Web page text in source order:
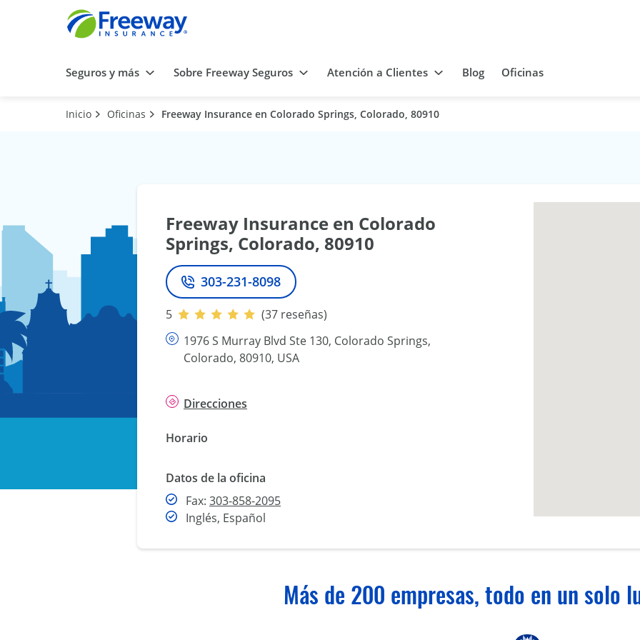
Seguros y más Sobre Freeway Seguros Atención a Clientes Blog Oficinas
Inicio Oficinas Freeway Insurance en Colorado Springs, Colorado, 80910
Freeway Insurance en Colorado
Springs, Colorado, 80910
Teléfono
303-231-8098
5
(37 reseñas)
1976 S Murray Blvd Ste 130, Colorado Springs,
Colorado, 80910, USA
Direcciones
Horario
Datos de la oficina
Fax: 303-858-2095Fax
Inglés, Español
Más de 200 empresas, todo en un solo